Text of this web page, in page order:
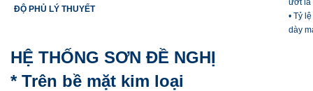
ĐỘ PHỦ LÝ THUYẾT
ướt là
• Tỷ
dày
HỆ THỐNG SƠN ĐỀ NGHỊ
* Trên bề mặt kim loại